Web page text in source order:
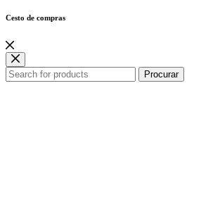
Cesto de compras
Procurar